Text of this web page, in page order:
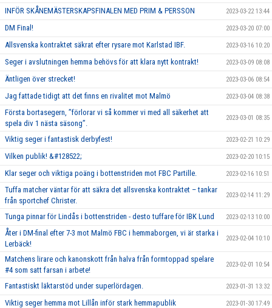
INFÖR SKÅNEMÄSTERSKAPSFINALEN MED PRIM & PERSSON 2023-03-22 13:44
DM Final! 2023-03-20 07:00
Allsvenska kontraktet säkrat efter rysare mot Karlstad IBF. 2023-03-16 10:20
Seger i avslutningen hemma behövs för att klara nytt kontrakt! 2023-03-09 08:08
Äntligen över strecket! 2023-03-06 08:54
Jag fattade tidigt att det finns en rivalitet mot Malmö 2023-03-04 08:38
Första bortasegern, ’’förlorar vi så kommer vi med all säkerhet att
spela div 1 nästa säsong’’.
2023-03-01 08:35
Viktig seger i fantastisk derbyfest! 2023-02-21 10:29
Vilken publik! &#128522; 2023-02-20 10:15
Klar seger och viktiga poäng i bottenstriden mot FBC Partille. 2023-02-16 10:51
Tuffa matcher väntar för att säkra det allsvenska kontraktet – tankar
från sportchef Christer.
2023-02-14 11:29
Tunga pinnar för Lindås i bottenstriden - desto tuffare för IBK Lund 2023-02-13 10:00
Åter i DM-final efter 7-3 mot Malmö FBC i hemmaborgen, vi är starka i
Lerbäck!
2023-02-04 10:10
Matchens lirare och kanonskott från halva från formtoppad spelare
#4 som satt farsan i arbete!
2023-02-01 10:54
Fantastiskt läktarstöd under superlördagen. 2023-01-31 13:32
Viktig seger hemma mot Lillån inför stark hemmapublik 2023-01-30 17:49